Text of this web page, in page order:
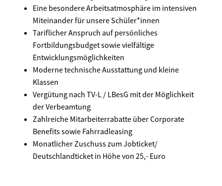
Eine besondere Arbeitsatmosphäre im intensiven
Miteinander für unsere Schüler*innen
Tariflicher Anspruch auf persönliches
Fortbildungsbudget sowie vielfältige
Entwicklungsmöglichkeiten
Moderne technische Ausstattung und kleine
Klassen
Vergütung nach TV-L / LBesG mit der Möglichkeit
der Verbeamtung
Zahlreiche Mitarbeiterrabatte über Corporate
Benefits sowie Fahrradleasing
Monatlicher Zuschuss zum Jobticket/
Deutschlandticket in Höhe von 25,- Euro